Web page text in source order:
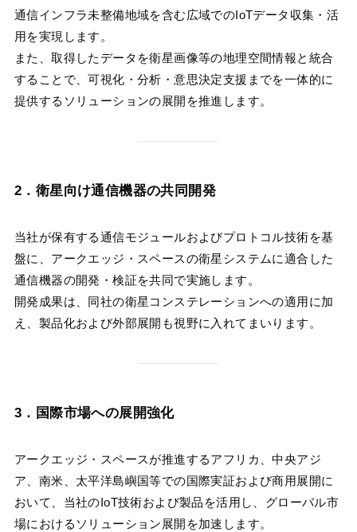
通信インフラ未整備地域を含む広域でのIoTデータ収集・活
用を実現します。
また、取得したデータを衛星画像等の地理空間情報と統合
することで、可視化・分析・意思決定支援までを一体的に
提供するソリューションの展開を推進します。
2．衛星向け通信機器の共同開発
当社が保有する通信モジュールおよびプロトコル技術を基
盤に、アークエッジ・スペースの衛星システムに適合した
通信機器の開発・検証を共同で実施します。
開発成果は、同社の衛星コンステレーションへの適用に加
え、製品化および外部展開も視野に入れてまいります。
3．国際市場への展開強化
アークエッジ・スペースが推進するアフリカ、中央アジ
ア、南米、太平洋島嶼国等での国際実証および商用展開に
おいて、当社のIoT技術および製品を活用し、グローバル市
場におけるソリューション展開を加速します。